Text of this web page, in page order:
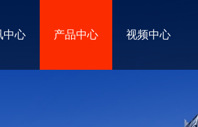
中心 产品中心 视频中心